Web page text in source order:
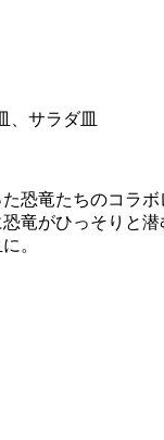
、サラダ皿
恐竜たちのコラボ
竜がひっそりと
。